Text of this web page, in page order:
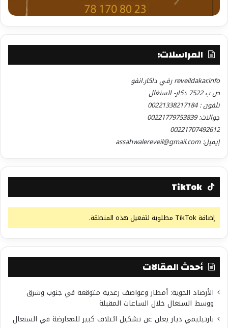
المراسلات:
reveildakar.info رفي داكار.انفو
ص ب 7522 دكار- السنغال
تلفون : 00221338217184
جوالات: 00221779753839
00221707492612
إيميل: assahwalereveil@gmail.com
TikTok
إضافة TikTok مطلوبة لتفعيل هذه المنطقة.
أحدث المقالات
الأرصاد الجوية: أمطار وعواصف رعدية متوقعة في جنوب وشرق
ووسط السنغال خلال الساعات المقبلة
بارتيليمي دياز يعلن عن تشكيل ائتلاف كبير للمعارضة في السنغال